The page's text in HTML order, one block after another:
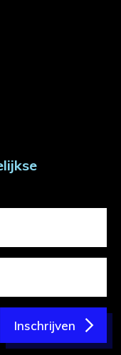
Inschrijven